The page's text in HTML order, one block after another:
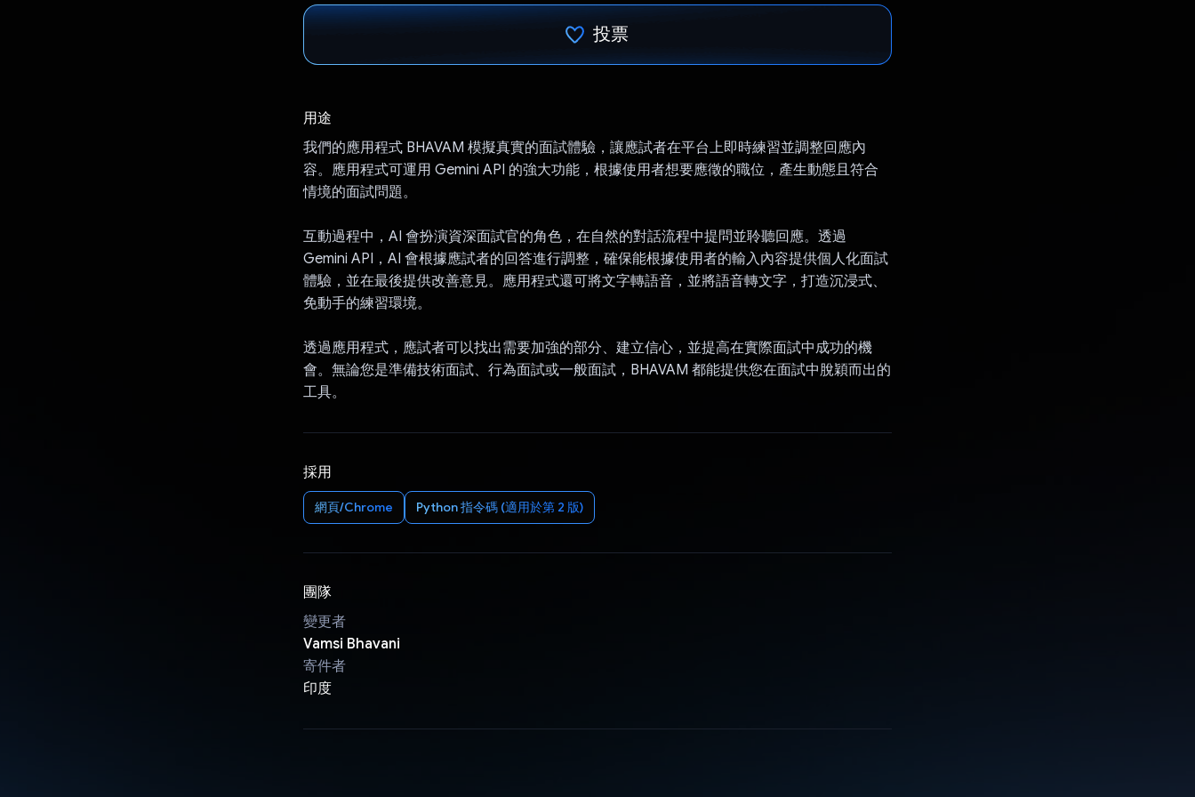
投票
用途
我們的應用程式 BHAVAM 模擬真實的面試體驗，讓應試者在平台上即時練習並調整回應內
容。應用程式可運用 Gemini API 的強大功能，根據使用者想要應徵的職位，產生動態且符合
情境的面試問題。
互動過程中，AI 會扮演資深面試官的角色，在自然的對話流程中提問並聆聽回應。透過
Gemini API，AI 會根據應試者的回答進行調整，確保能根據使用者的輸入內容提供個人化面試
體驗，並在最後提供改善意見。應用程式還可將文字轉語音，並將語音轉文字，打造沉浸式、
免動手的練習環境。
透過應用程式，應試者可以找出需要加強的部分、建立信心，並提高在實際面試中成功的機
會。無論您是準備技術面試、行為面試或一般面試，BHAVAM 都能提供您在面試中脫穎而出的
工具。
採用
網頁/Chrome Python 指令碼 (適用於第 2 版)
團隊
變更者
Vamsi Bhavani
寄件者
印度